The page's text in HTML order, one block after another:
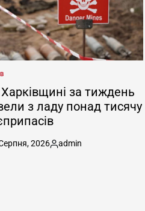
за тиждень
з ладу понад тисячу
2026
Опубліковано
admin